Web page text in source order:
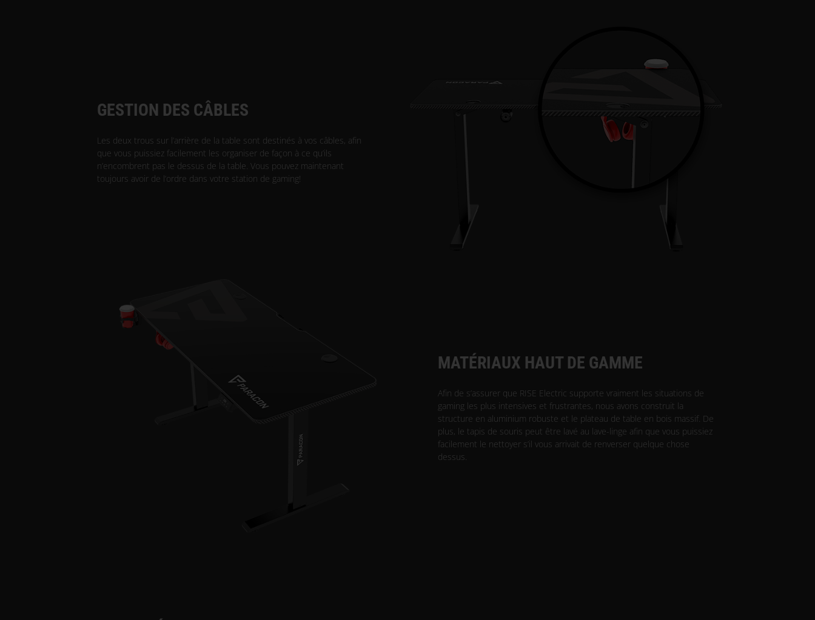
GESTION DES CÂBLES
Les deux trous sur l’arrière de la table sont destinés à vos câbles, afin
que vous puissiez facilement les organiser de façon à ce qu’ils
n’encombrent pas le dessus de la table. Vous pouvez maintenant
toujours avoir de l’ordre dans votre station de gaming!
MATÉRIAUX HAUT DE GAMME
Afin de s’assurer que RISE Electric supporte vraiment les situations de
gaming les plus intensives et frustrantes, nous avons construit la
structure en aluminium robuste et le plateau de table en bois massif. De
plus, le tapis de souris peut être lavé au lave-linge afin que vous puissiez
facilement le nettoyer s’il vous arrivait de renverser quelque chose
dessus.